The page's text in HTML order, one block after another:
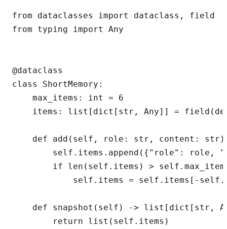
from dataclasses import dataclass, field
from typing import Any
@dataclass
class ShortMemory:
    max_items: int = 6
items: list[dict[str, Any]] =
def add(self, role: str, content:
self.items.append({"role": role,
if len(self.items) >
self.items = self.items[-
def snapshot(self) -> list[dict[str,
        return list(self.items)